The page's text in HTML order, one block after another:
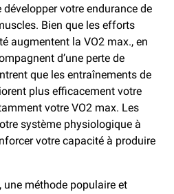
votre endurance de
Bien que les efforts
augmentent la VO2 max., en
d’une perte de
que les entraînements de
plus efficacement votre
votre VO2 max. Les
système physiologique à
votre capacité à produire
une méthode populaire et